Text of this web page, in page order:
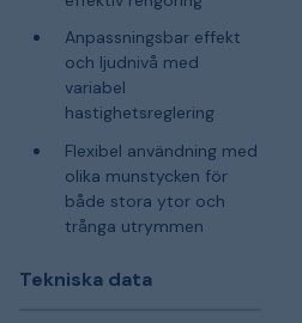
Anpassningsbar effekt
och ljudnivå med
variabel
hastighetsreglering
Flexibel användning med
olika munstycken för
både stora ytor och
trånga utrymmen
Tekniska data